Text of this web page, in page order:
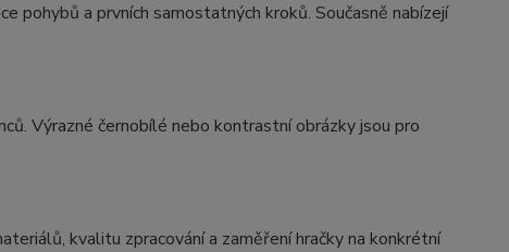
pohybů a prvních samostatných kroků. Současně nabízejí
Výrazné černobílé nebo kontrastní obrázky jsou pro
kvalitu zpracování a zaměření hračky na konkrétní